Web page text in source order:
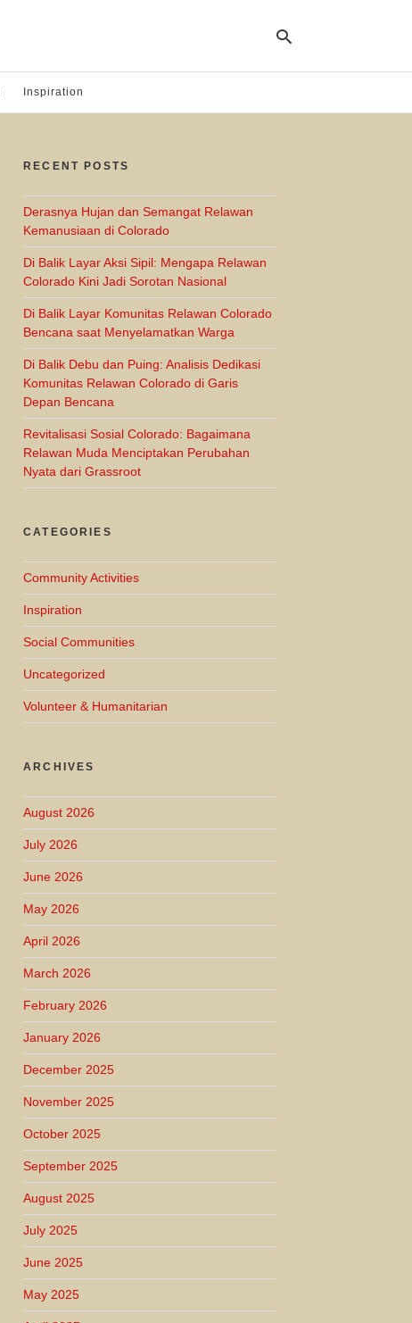
Inspiration
RECENT POSTS
Derasnya Hujan dan Semangat Relawan
Kemanusiaan di Colorado
Di Balik Layar Aksi Sipil: Mengapa Relawan
Colorado Kini Jadi Sorotan Nasional
Di Balik Layar Komunitas Relawan Colorado
Bencana saat Menyelamatkan Warga
Di Balik Debu dan Puing: Analisis Dedikasi
Komunitas Relawan Colorado di Garis
Depan Bencana
Revitalisasi Sosial Colorado: Bagaimana
Relawan Muda Menciptakan Perubahan
Nyata dari Grassroot
CATEGORIES
Community Activities
Inspiration
Social Communities
Uncategorized
Volunteer & Humanitarian
ARCHIVES
August 2026
July 2026
June 2026
May 2026
April 2026
March 2026
February 2026
January 2026
December 2025
November 2025
October 2025
September 2025
August 2025
July 2025
June 2025
May 2025